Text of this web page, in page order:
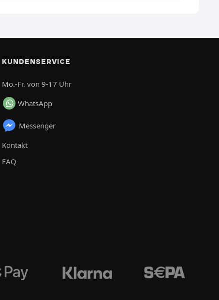
KUNDENSERVICE
Mo.-Fr. von 9-17 Uhr
WhatsApp
Messenger
Kontakt
FAQ